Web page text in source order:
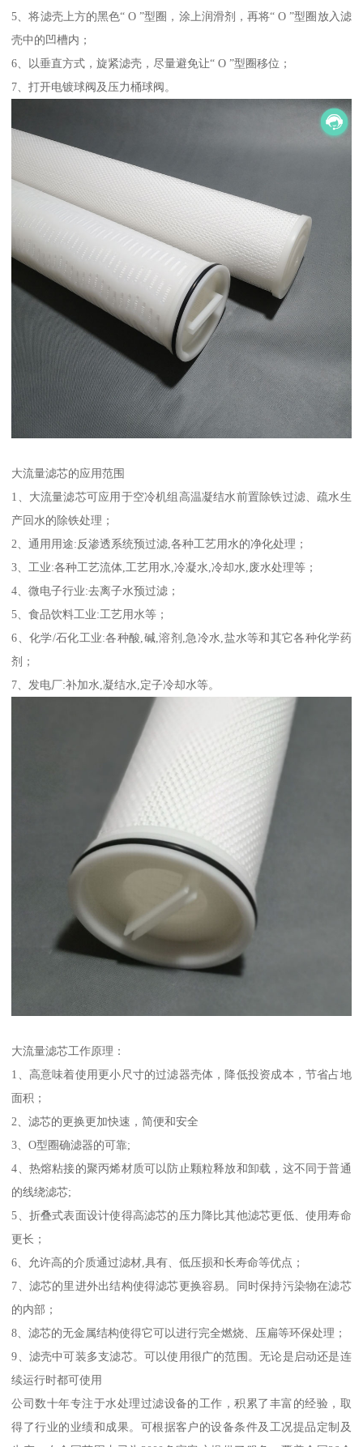
5、将滤壳上方的黑色“ O ”型圈，涂上润滑剂，再将“ O ”型圈放入滤
壳中的凹槽内；
6、以垂直方式，旋紧滤壳，尽量避免让“ O ”型圈移位；
7、打开电镀球阀及压力桶球阀。
大流量滤芯的应用范围
1、大流量滤芯可应用于空冷机组高温凝结水前置除铁过滤、疏水生
产回水的除铁处理；
2、通用用途:反渗透系统预过滤,各种工艺用水的净化处理；
3、工业:各种工艺流体,工艺用水,冷凝水,冷却水,废水处理等；
4、微电子行业:去离子水预过滤；
5、食品饮料工业:工艺用水等；
6、化学/石化工业:各种酸,碱,溶剂,急冷水,盐水等和其它各种化学药
剂；
7、发电厂:补加水,凝结水,定子冷却水等。
大流量滤芯工作原理：
1、高意味着使用更小尺寸的过滤器壳体，降低投资成本，节省占地
面积；
2、滤芯的更换更加快速，简便和安全
3、O型圈确滤器的可靠;
4、热熔粘接的聚丙烯材质可以防止颗粒释放和卸载，这不同于普通
的线绕滤芯;
5、折叠式表面设计使得高滤芯的压力降比其他滤芯更低、使用寿命
更长；
6、允许高的介质通过滤材,具有、低压损和长寿命等优点；
7、滤芯的里进外出结构使得滤芯更换容易。同时保持污染物在滤芯
的内部；
8、滤芯的无金属结构使得它可以进行完全燃烧、压扁等环保处理；
9、滤壳中可装多支滤芯。可以使用很广的范围。无论是启动还是连
续运行时都可使用
公司数十年专注于水处理过滤设备的工作，积累了丰富的经验，取
得了行业的业绩和成果。可根据客户的设备条件及工况提品定制及